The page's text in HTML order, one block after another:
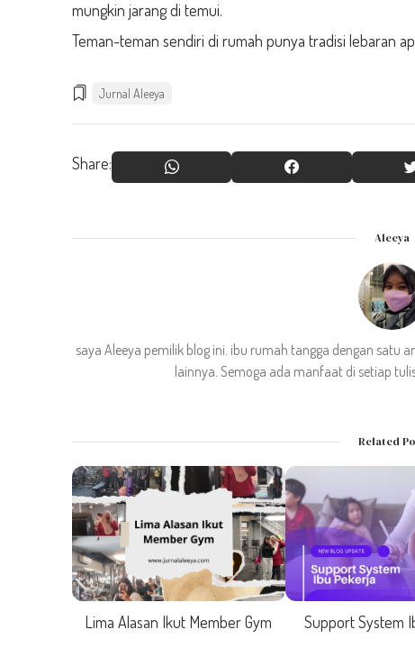
mungkin jarang di temui.
Teman-teman sendiri di rumah punya tradisi lebaran
Jurnal Aleeya
Share:
Aleeya
saya Aleeya pemilik blog ini. ibu rumah tangga dengan satu
lainnya. Semoga ada manfaat di setiap
Related
Lima Alasan Ikut Member Gym Support System